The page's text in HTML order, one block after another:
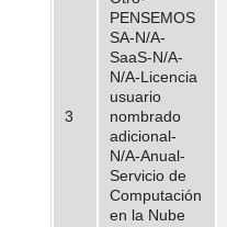
3
PENSEMOS
SA-N/A-
SaaS-N/A-
N/A-Licencia
usuario
nombrado
adicional-
N/A-Anual-
Servicio de
Computación
en la Nube